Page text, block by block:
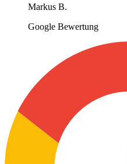
Markus B.
Google Bewertung